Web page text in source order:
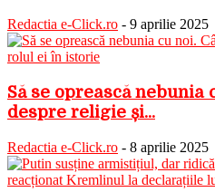
Redactia e-Click.ro - 9 aprilie 2025
Să se oprească nebunia
despre religie și...
Redactia e-Click.ro - 8 aprilie 2025